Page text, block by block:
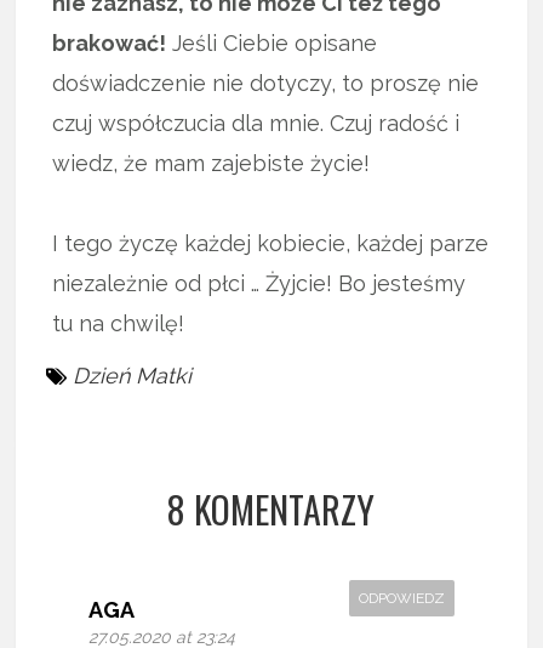
brakować! Jeśli Ciebie opisane
doświadczenie nie dotyczy, to proszę nie
czuj współczucia dla mnie. Czuj radość i
wiedz, że mam zajebiste życie!
I tego życzę każdej kobiecie, każdej parze
niezależnie od płci … Żyjcie! Bo jesteśmy
tu na chwilę!
Dzień Matki
8 KOMENTARZY
AGA
27.05.2020 at 23:24
ODPOWIEDZ